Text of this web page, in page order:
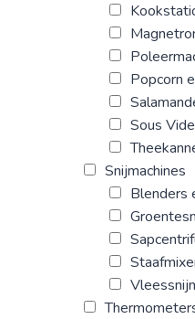
Popcorn
Sous Vide
Snijmachines
Blenders